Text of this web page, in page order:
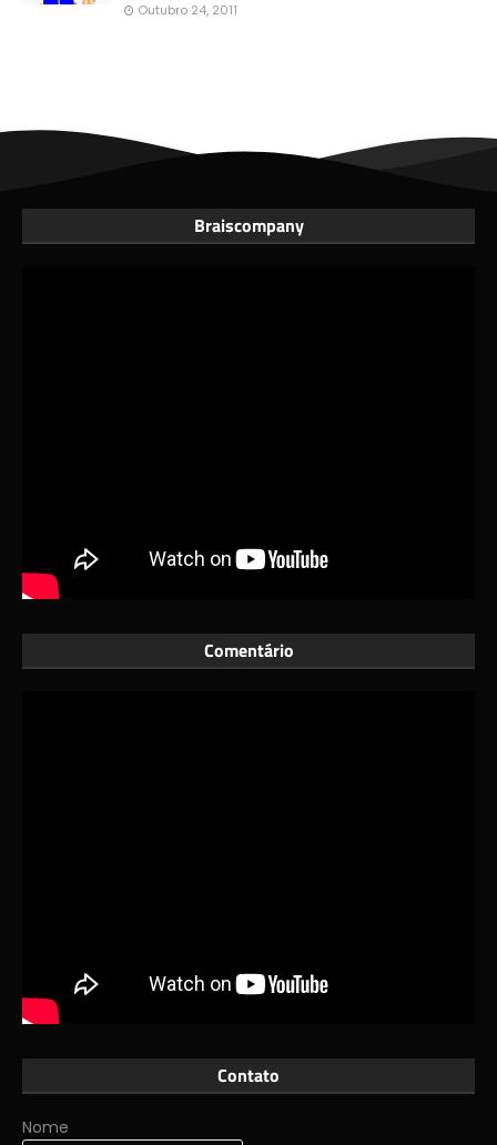
Outubro 24, 2011
Braiscompany
Comentário
Contato
Nome